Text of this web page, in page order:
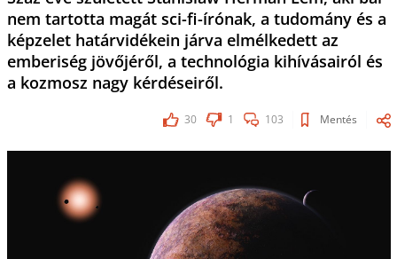
nem tartotta magát sci-fi-írónak, a tudomány és a
képzelet határvidékein járva elmélkedett az
emberiség jövőjéről, a technológia kihívásairól és
a kozmosz nagy kérdéseiről.
30 1 103 Mentés